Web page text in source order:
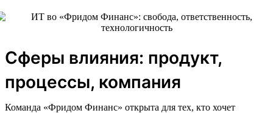
Сферы влияния: продукт,
процессы, компания
Команда «Фридом Финанс» открыта для тех, кто хочет